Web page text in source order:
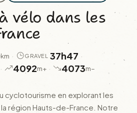
vélo dans les
km · GRAVEL 37h47 ·
· 4092m+ · 4073m−
cyclotourisme en explorant les
région Hauts-de-France. Notre